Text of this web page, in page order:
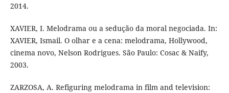
2014.
XAVIER, I. Melodrama ou a sedução da moral negociada. In:
XAVIER, Ismail. O olhar e a cena: melodrama, Hollywood,
cinema novo, Nelson Rodrigues. São Paulo: Cosac & Naify,
2003.
ZARZOSA, A. Refiguring melodrama in film and television: